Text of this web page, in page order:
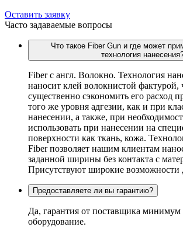
Оставить заявку
Часто задаваемые вопросы
Что такое Fiber Gun и где может
технология
Fiber c англ. Волокно. Технология
наносит клей волокнистой фактурой,
существенно сэкономить его расход
того же уровня адгезии, как и при
нанесении, а также, при
использовать при нанесении на
поверхности как ткань, кожа.
Fiber позволяет нашим клиентам
заданной ширины без контакта с
Присутствуют широкие возможности
Предоставляете ли вы гарантию?
Да, гарантия от поставщика минимум
оборудование.